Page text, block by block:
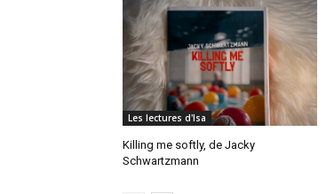
Les lectures d'Isa
Killing me softly, de Jacky
Schwartzmann